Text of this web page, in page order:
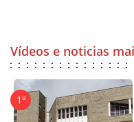
Vídeos e noticias